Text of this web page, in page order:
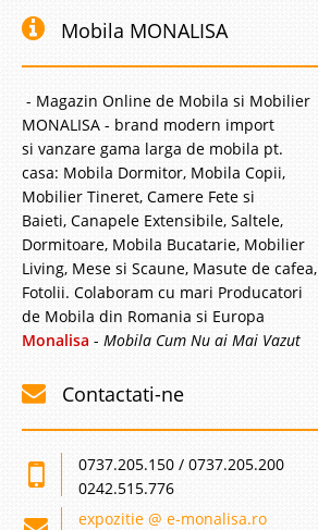
Mobila MONALISA
- Magazin Online de Mobila si Mobilier
MONALISA - brand modern import
si vanzare gama larga de mobila pt.
casa: Mobila Dormitor, Mobila Copii,
Mobilier Tineret, Camere Fete si
Baieti, Canapele Extensibile, Saltele,
Dormitoare, Mobila Bucatarie, Mobilier
Living, Mese si Scaune, Masute de cafea,
Fotolii. Colaboram cu mari Producatori
de Mobila din Romania si Europa
Monalisa - Mobila Cum Nu ai Mai Vazut
Contactati-ne
0737.205.150 / 0737.205.200
0242.515.776
expozitie @ e-monalisa.ro